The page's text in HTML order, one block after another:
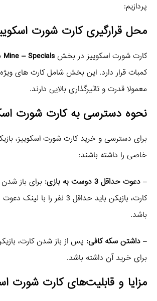
پردازیم:
محل قرارگیری کارت شورت
کارت شورت اسکوییز در بخش Mine – Specials
کمبات قرار دارد. این بخش شامل کارت‌ های
معمولا قدرت و تاثیرگذاری بالایی دارند.
نحوه دسترسی به کارت شورت
برای دسترسی و خرید کارت شورت اسکوییز،
خاصی را داشته باشند:
– دعوت حداقل 3 دوست به بازی:
برای باز
کارت، بازیکن باید حداقل 3 نفر
باشد.
– داشتن سکه کافی: پس از باز شدن کارت،
برای خرید آن داشته باشد.
مزایا و قابلیت‌های کارت شورت